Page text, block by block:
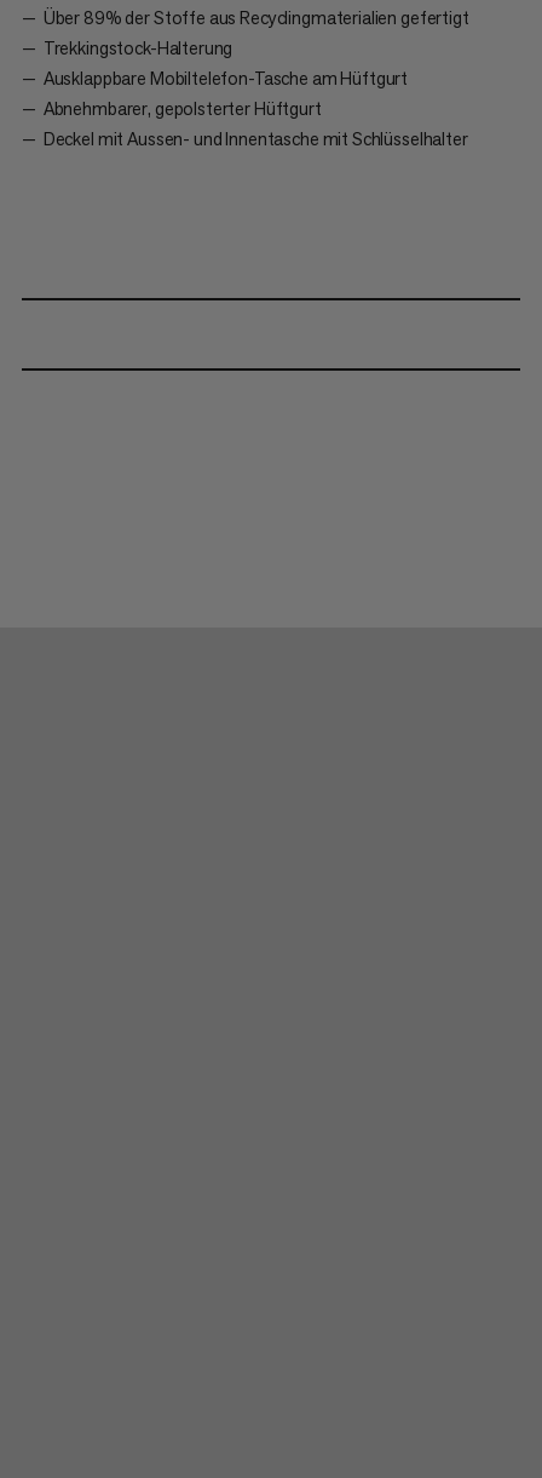
Über 89% der Stoffe aus Recyclingmaterialien gefertigt
Trekkingstock-Halterung
Ausklappbare Mobiltelefon-Tasche am Hüftgurt
Abnehmbarer, gepolsterter Hüftgurt
Deckel mit Aussen- und Innentasche mit Schlüsselhalter